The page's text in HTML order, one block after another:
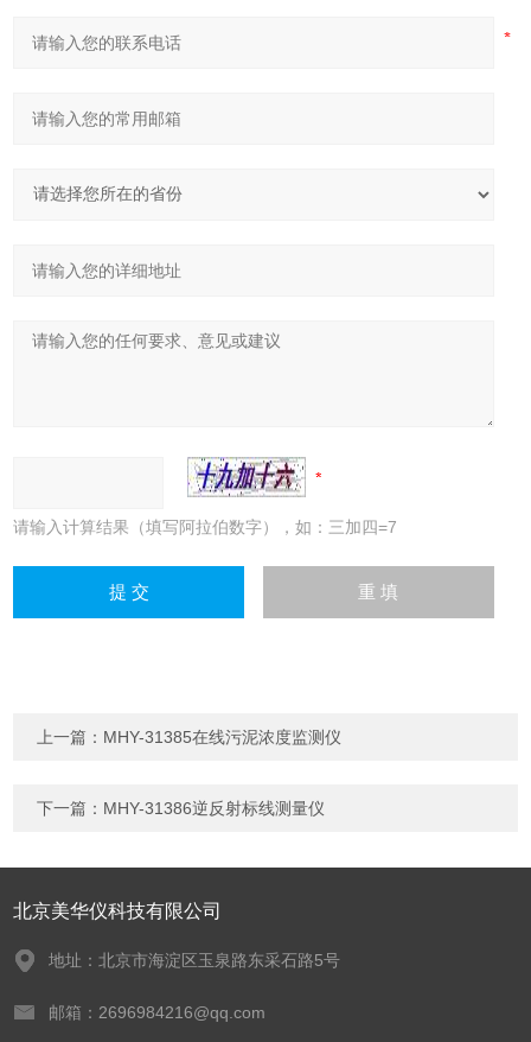
请输入计算结果（填写阿拉伯数字），如：三加四=7
上一篇： MHY-31385在线污泥浓度监测仪
下一篇： MHY-31386逆反射标线测量仪
北京美华仪科技有限公司
地址：北京市海淀区玉泉路东采石路5号
邮箱：2696984216@qq.com